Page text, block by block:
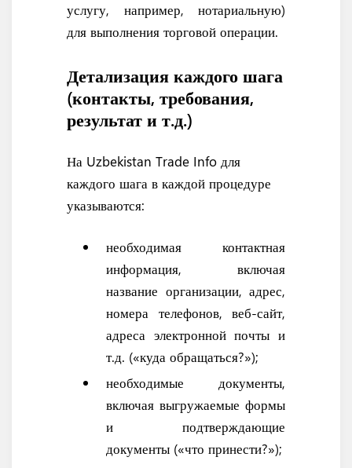
услугу, например, нотариальную)
для выполнения торговой операции.
Детализация каждого шага
(контакты, требования,
результат и т.д.)
На Uzbekistan Trade Info для
каждого шага в каждой процедуре
указываются:
необходимая контактная
информация, включая
название организации, адрес,
номера телефонов, веб-сайт,
адреса электронной почты и
т.д. («куда обращаться?»);
необходимые документы,
включая выгружаемые формы
и подтверждающие
документы («что принести?»);